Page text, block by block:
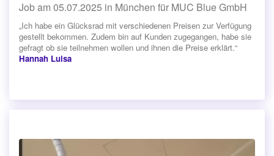
Job am 05.07.2025 in München für MUC Blue GmbH
„Ich habe ein Glücksrad mit verschiedenen Preisen zur Verfügung
gestellt bekommen. Zudem bin auf Kunden zugegangen, habe sie
gefragt ob sie teilnehmen wollen und ihnen die Preise erklärt.“
Hannah Luisa